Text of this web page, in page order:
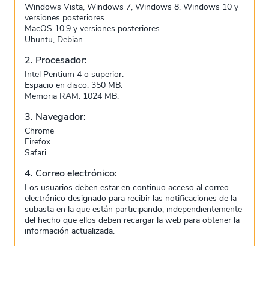
Windows Vista, Windows 7, Windows 8, Windows 10 y
versiones posteriores
MacOS 10.9 y versiones posteriores
Ubuntu, Debian
2. Procesador:
Intel Pentium 4 o superior.
Espacio en disco: 350 MB.
Memoria RAM: 1024 MB.
3. Navegador:
Chrome
Firefox
Safari
4. Correo electrónico:
Los usuarios deben estar en continuo acceso al correo
electrónico designado para recibir las notificaciones de la
subasta en la que están participando, independientemente
del hecho que ellos deben recargar la web para obtener la
información actualizada.